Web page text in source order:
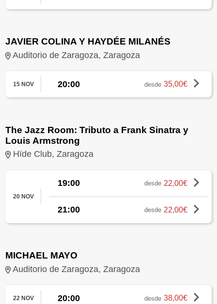
JAVIER COLINA Y HAYDÉE MILANÉS
Auditorio de Zaragoza, Zaragoza
15 NOV 20:00 desde 35,00€
The Jazz Room: Tributo a Frank Sinatra y
Louis Armstrong
Hïde Club, Zaragoza
20 NOV
19:00 desde 22,00€
21:00 desde 22,00€
MICHAEL MAYO
Auditorio de Zaragoza, Zaragoza
22 NOV 20:00 desde 38,00€